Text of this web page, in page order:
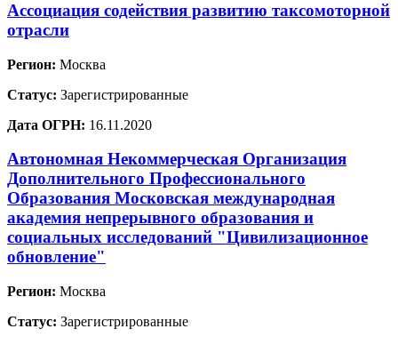
Ассоциация содействия развитию таксомоторной
отрасли
Регион: Москва
Статус: Зарегистрированные
Дата ОГРН: 16.11.2020
Автономная Некоммерческая Организация
Дополнительного Профессионального
Образования Московская международная
академия непрерывного образования и
социальных исследований "Цивилизационное
обновление"
Регион: Москва
Статус: Зарегистрированные